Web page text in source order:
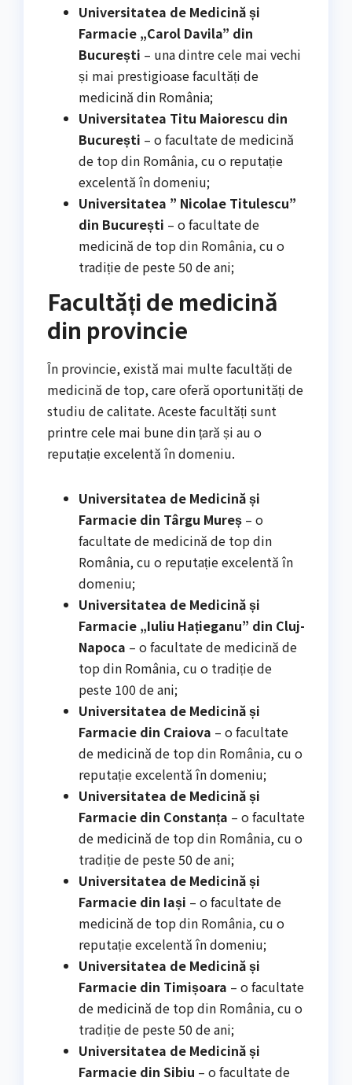
Universitatea de Medicină și
Farmacie „Carol Davila” din
București – una dintre cele mai vechi
și mai prestigioase facultăți de
medicină din România;
Universitatea Titu Maiorescu din
București – o facultate de medicină
de top din România, cu o reputație
excelentă în domeniu;
Universitatea ” Nicolae Titulescu”
din București – o facultate de
medicină de top din România, cu o
tradiție de peste 50 de ani;
Facultăți de medicină
din provincie
În provincie, există mai multe facultăți de
medicină de top, care oferă oportunități de
studiu de calitate. Aceste facultăți sunt
printre cele mai bune din țară și au o
reputație excelentă în domeniu.
Universitatea de Medicină și
Farmacie din Târgu Mureș – o
facultate de medicină de top din
România, cu o reputație excelentă în
domeniu;
Universitatea de Medicină și
Farmacie „Iuliu Hațieganu” din Cluj-
Napoca – o facultate de medicină de
top din România, cu o tradiție de
peste 100 de ani;
Universitatea de Medicină și
Farmacie din Craiova – o facultate
de medicină de top din România, cu o
reputație excelentă în domeniu;
Universitatea de Medicină și
Farmacie din Constanța – o facultate
de medicină de top din România, cu o
tradiție de peste 50 de ani;
Universitatea de Medicină și
Farmacie din Iași – o facultate de
medicină de top din România, cu o
reputație excelentă în domeniu;
Universitatea de Medicină și
Farmacie din Timișoara – o facultate
de medicină de top din România, cu o
tradiție de peste 50 de ani;
Universitatea de Medicină și
Farmacie din Sibiu – o facultate de